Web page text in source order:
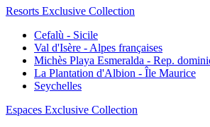
Resorts Exclusive Collection
Cefalù - Sicile
Val d'Isère - Alpes françaises
Michès Playa Esmeralda - Rep.
La Plantation d'Albion - Île Maurice
Seychelles
Espaces Exclusive Collection